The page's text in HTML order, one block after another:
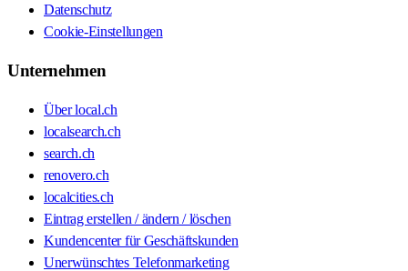
Datenschutz
Cookie-Einstellungen
Unternehmen
Über local.ch
localsearch.ch
search.ch
renovero.ch
localcities.ch
Eintrag erstellen / ändern / löschen
Kundencenter für Geschäftskunden
Unerwünschtes Telefonmarketing